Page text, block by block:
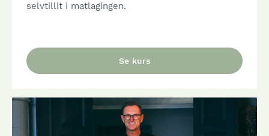
selvtillit i matlagingen.
Se kurs